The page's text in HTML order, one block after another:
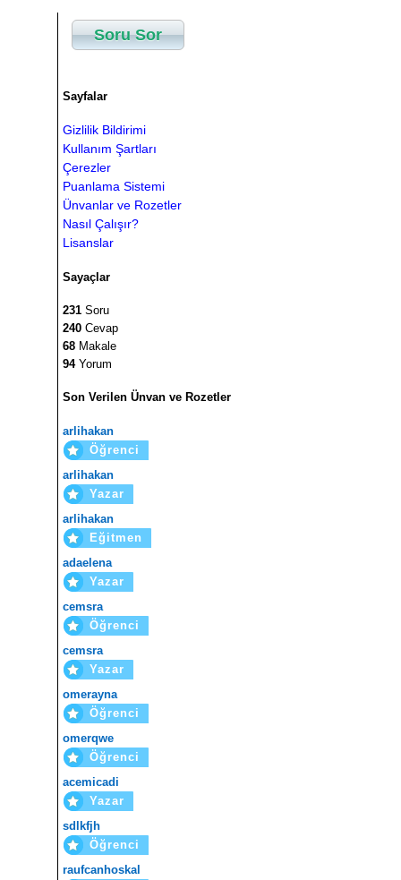
Soru Sor
Sayfalar
Gizlilik Bildirimi
Kullanım Şartları
Çerezler
Puanlama Sistemi
Ünvanlar ve Rozetler
Nasıl Çalışır?
Lisanslar
Sayaçlar
231 Soru
240 Cevap
68 Makale
94Yorum
Son Verilen Ünvan ve Rozetler
arlihakan
Öğrenci
arlihakan
Yazar
arlihakan
Eğitmen
adaelena
Yazar
cemsra
Öğrenci
cemsra
Yazar
omerayna
Öğrenci
omerqwe
Öğrenci
acemicadi
Yazar
sdlkfjh
Öğrenci
raufcanhoskal